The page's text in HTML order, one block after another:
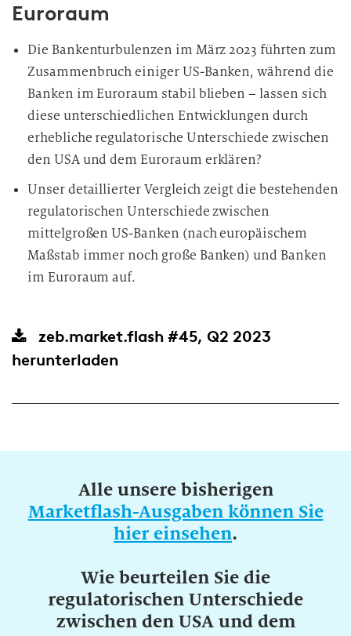
Euroraum
Die Bankenturbulenzen im März 2023 führten zum
Zusammenbruch einiger US-Banken, während die
Banken im Euroraum stabil blieben – lassen sich
diese unterschiedlichen Entwicklungen durch
erhebliche regulatorische Unterschiede zwischen
den USA und dem Euroraum erklären?
Unser detaillierter Vergleich zeigt die bestehenden
regulatorischen Unterschiede zwischen
mittelgroßen US-Banken (nach europäischem
Maßstab immer noch große Banken) und Banken
im Euroraum auf.
zeb.market.flash #45, Q2 2023
herunterladen
Alle unsere bisherigen
Marketflash-Ausgaben können Sie
hier einsehen.
Wie beurteilen Sie die
regulatorischen Unterschiede
zwischen den USA und dem